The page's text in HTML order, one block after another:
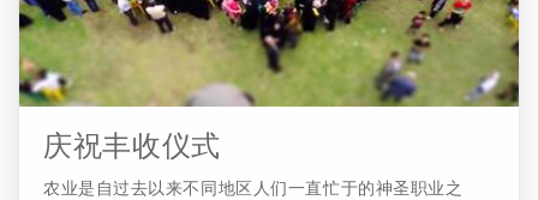
庆祝丰收仪式
农业是自过去以来不同地区人们一直忙于的神圣职业之